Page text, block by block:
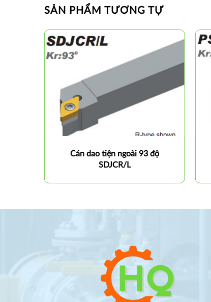
SẢN PHẨM TƯƠNG TỰ
Cán dao tiện ngoài 93 độ
SDJCR/L